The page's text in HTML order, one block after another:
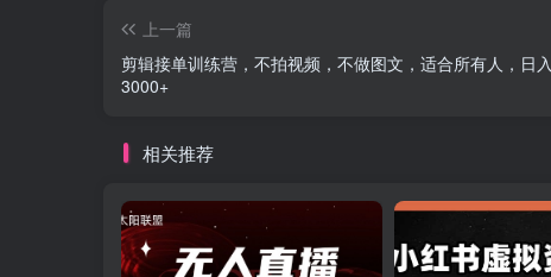
上一篇
剪辑接单训练营，不拍视频，不做图文，适合所有人，日入
3000+
相关推荐